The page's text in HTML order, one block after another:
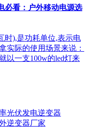
必看：户外移动电源选
时),是功耗单位,表示电
实际的使用场景来说：
以一支100w的led灯来
光伏发电逆变器
逆变器厂家